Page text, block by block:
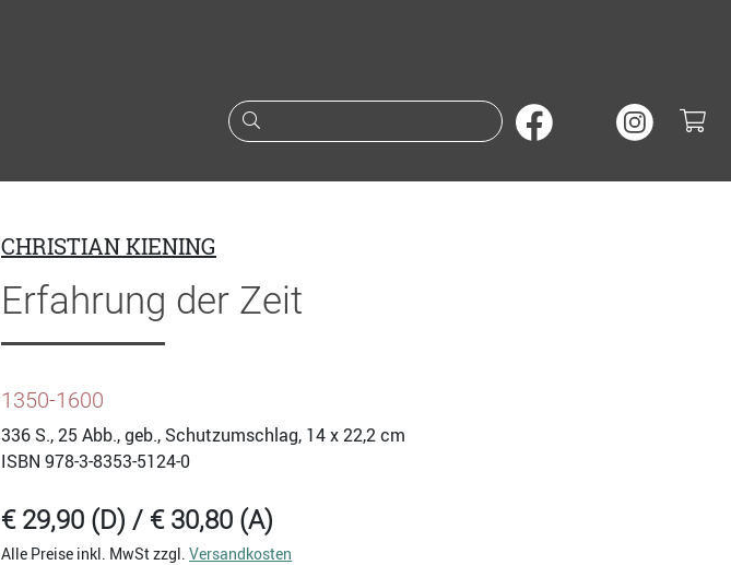
Suche nach Büchern oder
CHRISTIAN KIENING
Erfahrung der Zeit
1350-1600
336 S., 25 Abb., geb., Schutzumschlag, 14 x 22,2 cm
ISBN 978-3-8353-5124-0
€ 29,90 (D) / € 30,80 (A)
Alle Preise inkl. MwSt zzgl. Versandkosten